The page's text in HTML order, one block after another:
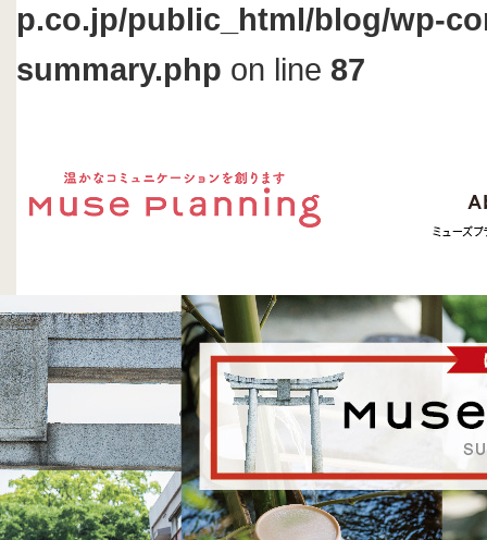
p.co.jp/public_html/blog/wp-
summary.php on line 87